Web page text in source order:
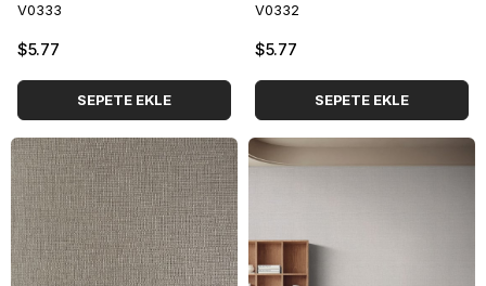
V0333
$5.77
SEPETE EKLE
V0332
$5.77
SEPETE EKLE